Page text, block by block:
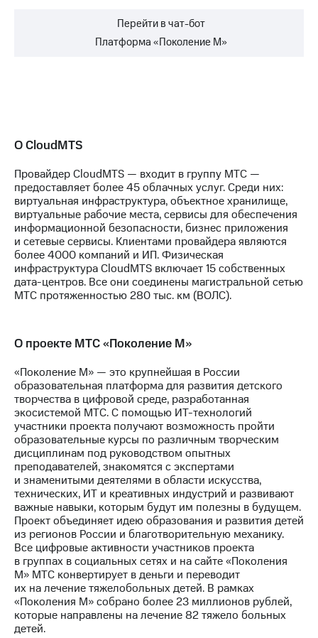
Перейти в чат-бот
Платформа «Поколение М»
О CloudMTS
Провайдер CloudMTS — входит в группу МТС —
предоставляет более 45 облачных услуг. Среди них:
виртуальная инфраструктура, объектное хранилище,
виртуальные рабочие места, сервисы для обеспечения
информационной безопасности, бизнес приложения
и сетевые сервисы. Клиентами провайдера являются
более 4000 компаний и ИП. Физическая
инфраструктура CloudMTS включает 15 собственных
дата-центров. Все они соединены магистральной сетью
МТС протяженностью 280 тыс. км (ВОЛС).
О проекте МТС «Поколение М»
«Поколение М» — это крупнейшая в России
образовательная платформа для развития детского
творчества в цифровой среде, разработанная
экосистемой МТС. С помощью ИТ-технологий
участники проекта получают возможность пройти
образовательные курсы по различным творческим
дисциплинам под руководством опытных
преподавателей, знакомятся с экспертами
и знаменитыми деятелями в области искусства,
технических, ИТ и креативных индустрий и развивают
важные навыки, которым будут им полезны в будущем.
Проект объединяет идею образования и развития детей
из регионов России и благотворительную механику.
Все цифровые активности участников проекта
в группах в социальных сетях и на сайте «Поколения
М» МТС конвертирует в деньги и переводит
их на лечение тяжелобольных детей. В рамках
«Поколения М» собрано более 23 миллионов рублей,
которые направлены на лечение 82 тяжело больных
детей.